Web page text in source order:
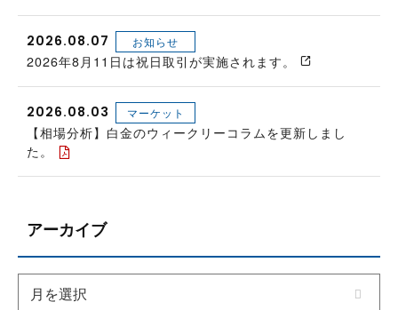
2026.08.07 お知らせ
2026年8月11日は祝日取引が実施されます。
2026.08.03 マーケット
【相場分析】白金のウィークリーコラムを更新しまし
た。
アーカイブ